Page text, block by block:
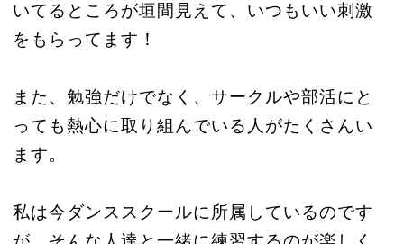
いてるところが垣間見えて、いつもいい刺激
をもらってます！
また、勉強だけでなく、サークルや部活にと
っても熱心に取り組んでいる人がたくさんい
ます。
私は今ダンススクールに所属しているのです